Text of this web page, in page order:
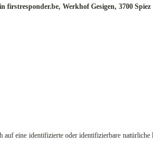
firstresponder.be, Werkhof Gesigen, 3700 Spiez
eine identifizierte oder identifizierbare